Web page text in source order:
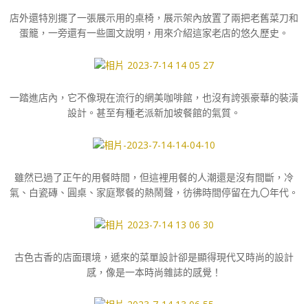
店外還特別擺了一張展示用的桌椅，展示架內放置了兩把老舊菜刀和
蛋籠，一旁還有一些圖文說明，用來介紹這家老店的悠久歷史。
一踏進店內，它不像現在流行的網美咖啡館，也沒有誇張豪華的裝潢
設計。甚至有種老派新加坡餐館的氣質。
雖然已過了正午的用餐時間，但這裡用餐的人潮還是沒有間斷，冷
氣、白瓷磚、圓桌、家庭聚餐的熱鬧聲，彷彿時間停留在九〇年代。
古色古香的店面環境，遞來的菜單設計卻是顯得現代又時尚的設計
感，像是一本時尚雜誌的感覺！